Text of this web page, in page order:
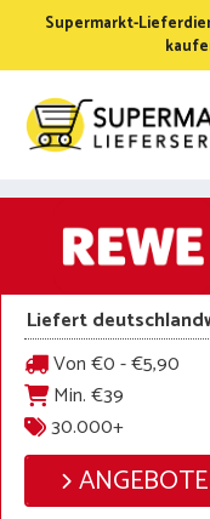
springen
Supermarkt-
Liefert
Von €0 - €5,90
Min. €39
30.000+
ANGEBOTE